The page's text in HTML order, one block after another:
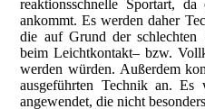
reaktionsschnelle Sportart,
ankommt. Es werden daher
die auf Grund der
beim Leichtkontakt– bzw.
werden würden. Außerdem
ausgeführten Technik an. Es
angewendet, die nicht